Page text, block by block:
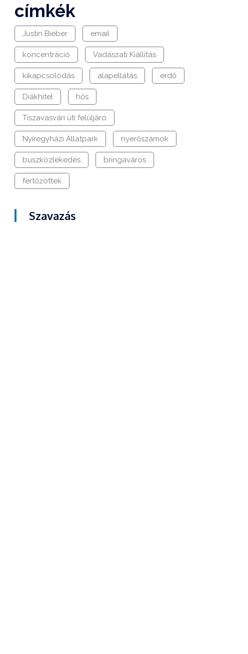
címkék
Justin Bieber email
koncentráció Vadászati Kiállítás
kikapcsolódás alapellátás erdő
Diákhitel hős
Tiszavasvári úti felüljáró
Nyíregyházi Állatpark nyerőszámok
buszközlekedés bringaváros
fertőzöttek
Szavazás